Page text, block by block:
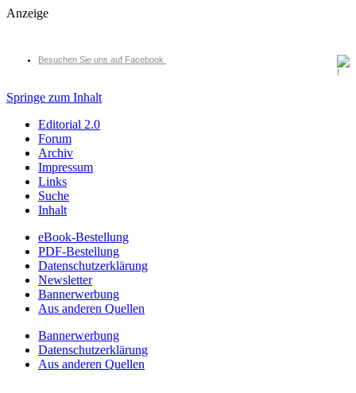
Anzeige
Besuchen Sie uns auf Facebook
Springe zum Inhalt
Editorial 2.0
Forum
Archiv
Impressum
Links
Suche
Inhalt
eBook-Bestellung
PDF-Bestellung
Datenschutzerklärung
Newsletter
Bannerwerbung
Aus anderen Quellen
Bannerwerbung
Datenschutzerklärung
Aus anderen Quellen